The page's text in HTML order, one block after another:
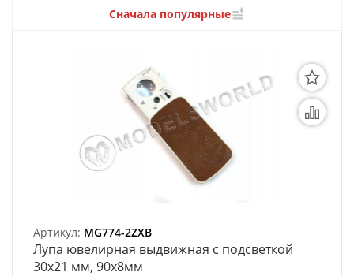
Специальные товары
Товары для школы
Модульное рабочее место
Органайзеры
Рабочая станция
Деревянные ламели
Сначала популярные
Артикул: MG774-2ZXB
Лупа ювелирная выдвижная с подсветкой
30х21 мм, 90х8мм